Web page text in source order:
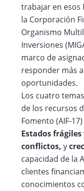
trabajar en esos
la Corporación
Organismo
Inversiones
marco de
responder más
oportunidades.
Los cuatro
de los recursos
Fomento (AIF-
Estados
conflictos, y
capacidad de la
clientes
conocimientos